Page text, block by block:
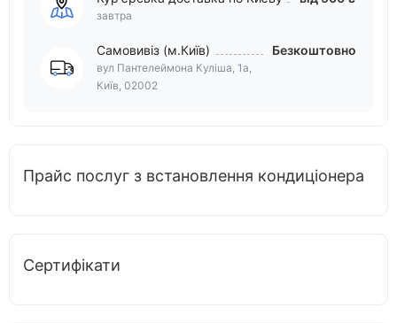
завтра
Самовивіз (м.Київ)
вул Пантелеймона Куліша, 1а,
Київ, 02002
Безкоштовно
Прайс послуг з встановлення кондиціонера
Сертифікати